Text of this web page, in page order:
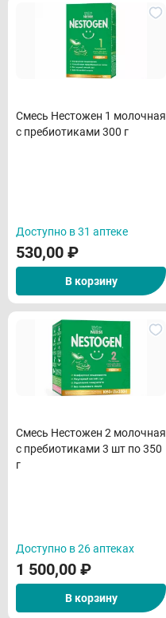
Смесь Нестожен 1 молочная
с пребиотиками 300 г
Доступно в 31 аптеке
530,00 ₽
В корзину
Смесь Нестожен 2 молочная
с пребиотиками 3 шт по 350
г
Доступно в 26 аптеках
1 500,00 ₽
В корзину